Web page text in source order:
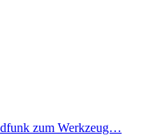
zum Werkzeug…